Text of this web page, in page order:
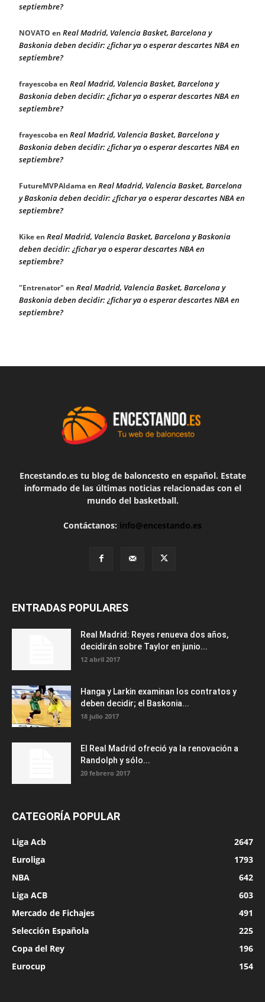
septiembre?
NOVATO en Real Madrid, Valencia Basket, Barcelona y
Baskonia deben decidir: ¿fichar ya o esperar descartes NBA en
septiembre?
frayescobaen Real Madrid, Valencia Basket, Barcelona y
Baskonia deben decidir: ¿fichar ya o esperar descartes NBA en
septiembre?
frayescobaen Real Madrid, Valencia Basket, Barcelona y
Baskonia deben decidir: ¿fichar ya o esperar descartes NBA en
septiembre?
FutureMVPAldamaen Real Madrid, Valencia Basket, Barcelona
y Baskonia deben decidir: ¿fichar ya o esperar descartes NBA en
septiembre?
Kikeen Real Madrid, Valencia Basket, Barcelona y Baskonia
deben decidir: ¿fichar ya o esperar descartes NBA en
septiembre?
"Entrenator" en Real Madrid, Valencia Basket, Barcelona y
Baskonia deben decidir: ¿fichar ya o esperar descartes NBA en
septiembre?
Encestando.es tu blog de baloncesto en español. Estate
informado de las últimas noticias relacionadas con el
mundo del basketball.
Contáctanos: info@encestando.es
ENTRADAS POPULARES
Real Madrid: Reyes renueva dos años,
decidirán sobre Taylor en junio...
12 abril 2017
Hanga y Larkin examinan los contratos y
deben decidir; el Baskonia...
18 julio 2017
El Real Madrid ofreció ya la renovación a
Randolph y sólo...
20 febrero 2017
CATEGORÍA POPULAR
Liga Acb
2647
Euroliga
1793
NBA
642
Liga ACB
603
Mercado de Fichajes
491
Selección Española
225
Copa del Rey
196
Eurocup
154